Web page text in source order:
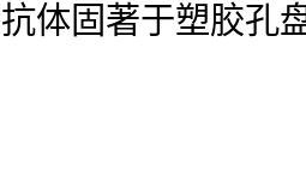
体固著于塑胶孔